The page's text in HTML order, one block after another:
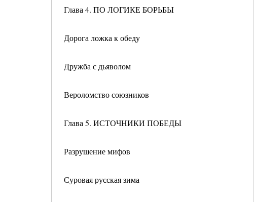
Глава 4. ПО ЛОГИКЕ БОРЬБЫ
Дорога ложка к обеду
Дружба с дьяволом
Вероломство союзников
Глава 5. ИСТОЧНИКИ ПОБЕДЫ
Разрушение мифов
Суровая русская зима